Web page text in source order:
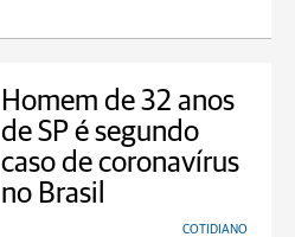
Homem de 32 anos
de SP é segundo
caso de coronavírus
no Brasil
COTIDIANO